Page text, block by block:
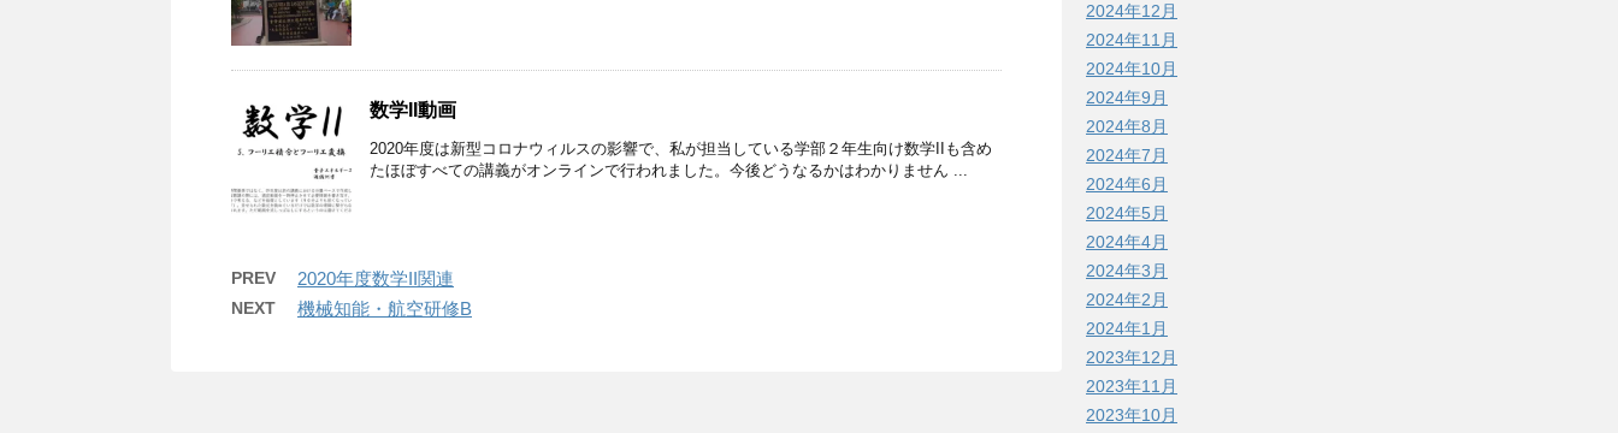
数学II動画
2020年度は新型コロナウィルスの影響で、私が担当している学部２年生向け数学IIも含め
たほぼすべての講義がオンラインで行われました。今後どうなるかはわかりません ...
PREV 2020年度数学II関連
NEXT 機械知能・航空研修B
2024年12月
2024年11月
2024年10月
2024年9月
2024年8月
2024年7月
2024年6月
2024年5月
2024年4月
2024年3月
2024年2月
2024年1月
2023年12月
2023年11月
2023年10月